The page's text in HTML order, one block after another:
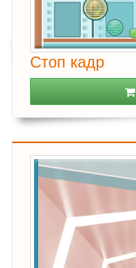
Стоп кадр